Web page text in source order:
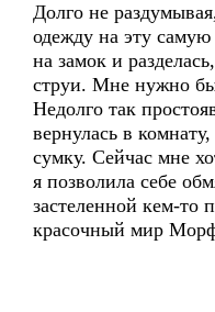
Долго не
одежду на эту самую
на замок и
струи. Мне нужно
Недолго так
вернулась в
сумку. Сейчас мне
я позволила себе
застеленной кем-то
красочный мир